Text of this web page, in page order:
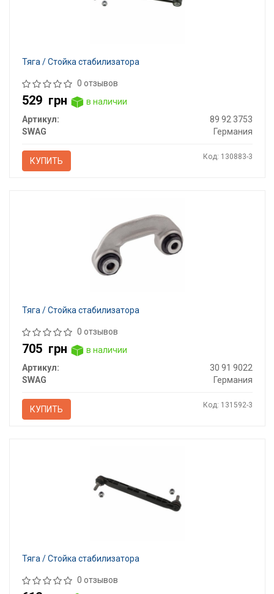
Тяга / Стойка стабилизатора
0 отзывов
529 грн
в наличии
Артикул:
89 92 3753
SWAG
Германия
КУПИТЬ Код: 130883-3
Тяга / Стойка стабилизатора
0 отзывов
705 грн
в наличии
Артикул:
30 91 9022
SWAG
Германия
КУПИТЬ Код: 131592-3
Тяга / Стойка стабилизатора
0 отзывов